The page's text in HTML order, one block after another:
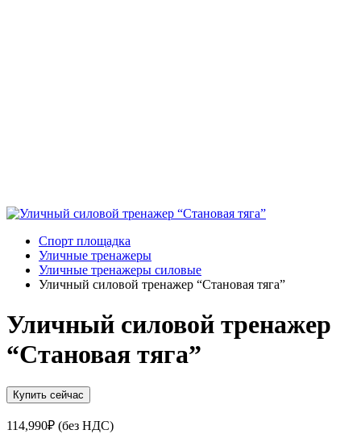
Спорт площадка
Уличные тренажеры
Уличные тренажеры силовые
Уличный силовой тренажер “Становая тяга”
Уличный силовой тренажер
“Становая тяга”
Купить сейчас
114,990₽ (без НДС)